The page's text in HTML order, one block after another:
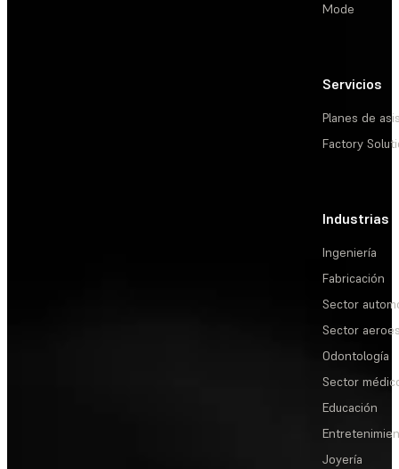
Mode
Servicios
Planes de
Factory
Industrias
Ingeniería
Fabricación
Sector
Sector
Odontología
Sector
Educación
Joyería